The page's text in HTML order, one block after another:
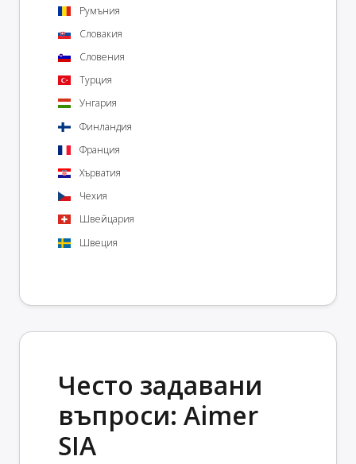
Румъния
Словакия
Словения
Турция
Унгария
Финландия
Франция
Хърватия
Чехия
Швейцария
Швеция
Често задавани
въпроси: Aimer
SIA